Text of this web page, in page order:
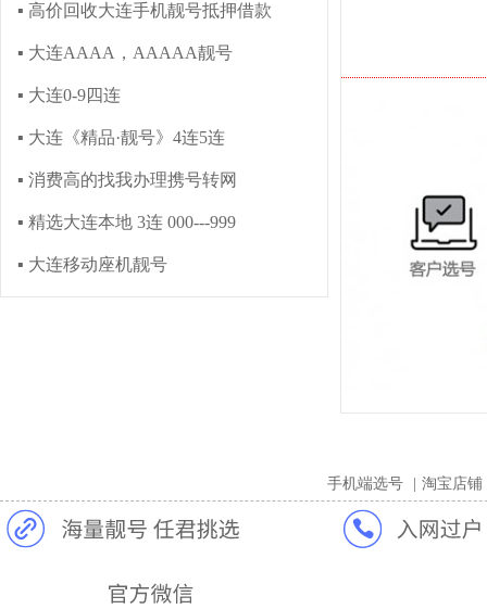
▪ 高价回收大连手机靓号抵押借款
▪ 大连AAAA，AAAAA靓号
▪ 大连0-9四连
▪ 大连《精品·靓号》4连5连
▪ 消费高的找我办理携号转网
▪ 精选大连本地 3连 000---999
▪ 大连移动座机靓号
手机端选号 淘宝店铺